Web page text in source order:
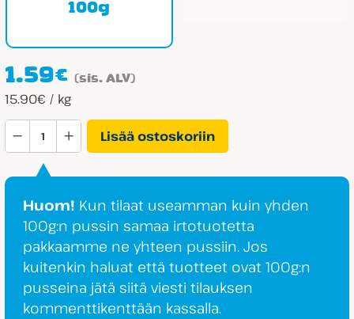
100g
1.59€ (sis. ALV)
15.90€ / kg
Mansikkajauhis
määrä
Lisää ostoskoriin
Huom! Kun tilaat useamman kuin yhden
100g:n pussin samaa irtotuotetta
pakkaamme ne yhteen pussiin. Jos
kuitenkin haluat että tuotteet ovat 100g:n
pusseina jätä siitä viesti tilauksen
kommenttikenttään kassalla.